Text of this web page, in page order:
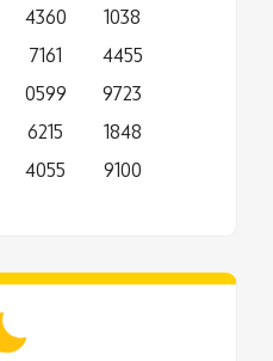
4360
7161
0599
6215
4055
1038
4455
9723
1848
9100